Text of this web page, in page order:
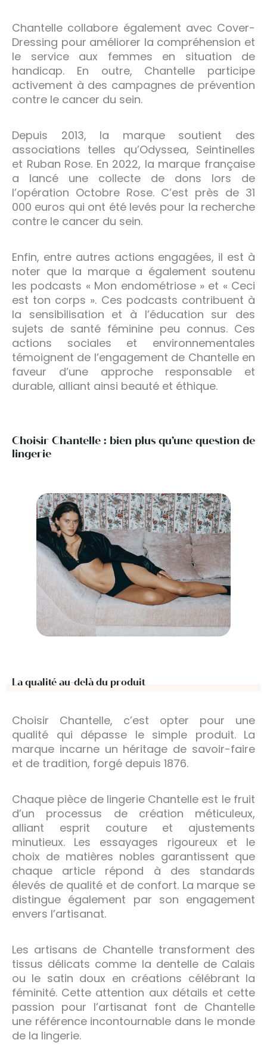
Chantelle collabore également avec Cover-
Dressing pour améliorer la compréhension et
le service aux femmes en situation de
handicap. En outre, Chantelle participe
activement à des campagnes de prévention
contre le cancer du sein.
Depuis 2013, la marque soutient des
associations telles qu’Odyssea, Seintinelles
et Ruban Rose. En 2022, la marque française
a lancé une collecte de dons lors de
l’opération Octobre Rose. C’est près de 31
000 euros qui ont été levés pour la recherche
contre le cancer du sein.
Enfin, entre autres actions engagées, il est à
noter que la marque a également soutenu
les podcasts « Mon endométriose » et « Ceci
est ton corps ». Ces podcasts contribuent à
la sensibilisation et à l’éducation sur des
sujets de santé féminine peu connus. Ces
actions sociales et environnementales
témoignent de l’engagement de Chantelle en
faveur d’une approche responsable et
durable, alliant ainsi beauté et éthique.
Choisir Chantelle : bien plus qu’une question de
lingerie
La qualité au-delà du produit
Choisir Chantelle, c’est opter pour une
qualité qui dépasse le simple produit. La
marque incarne un héritage de savoir-faire
et de tradition, forgé depuis 1876.
Chaque pièce de lingerie Chantelle est le fruit
d’un processus de création méticuleux,
alliant esprit couture et ajustements
minutieux. Les essayages rigoureux et le
choix de matières nobles garantissent que
chaque article répond à des standards
élevés de qualité et de confort. La marque se
distingue également par son engagement
envers l’artisanat.
Les artisans de Chantelle transforment des
tissus délicats comme la dentelle de Calais
ou le satin doux en créations célébrant la
féminité. Cette attention aux détails et cette
passion pour l’artisanat font de Chantelle
une référence incontournable dans le monde
de la lingerie.